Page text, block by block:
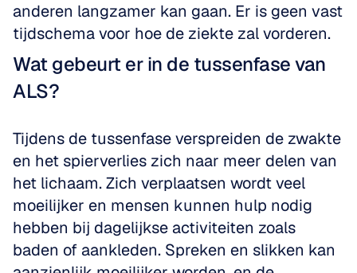
anderen langzamer kan gaan. Er is geen vast
tijdschema voor hoe de ziekte zal vorderen.
Wat gebeurt er in de tussenfase van
ALS?
Tijdens de tussenfase verspreiden de zwakte
en het spierverlies zich naar meer delen van
het lichaam. Zich verplaatsen wordt veel
moeilijker en mensen kunnen hulp nodig
hebben bij dagelijkse activiteiten zoals
baden of aankleden. Spreken en slikken kan